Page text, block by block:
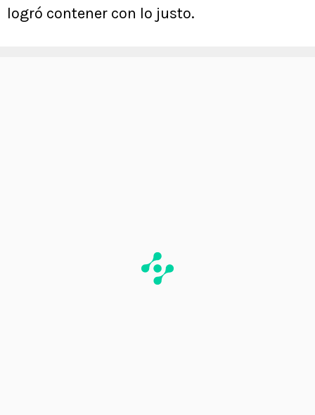
logró contener con lo justo.